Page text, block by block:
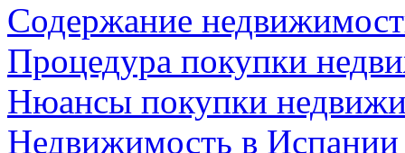
Содержание
Процедура покупки
Нюансы покупки
Недвижимость в